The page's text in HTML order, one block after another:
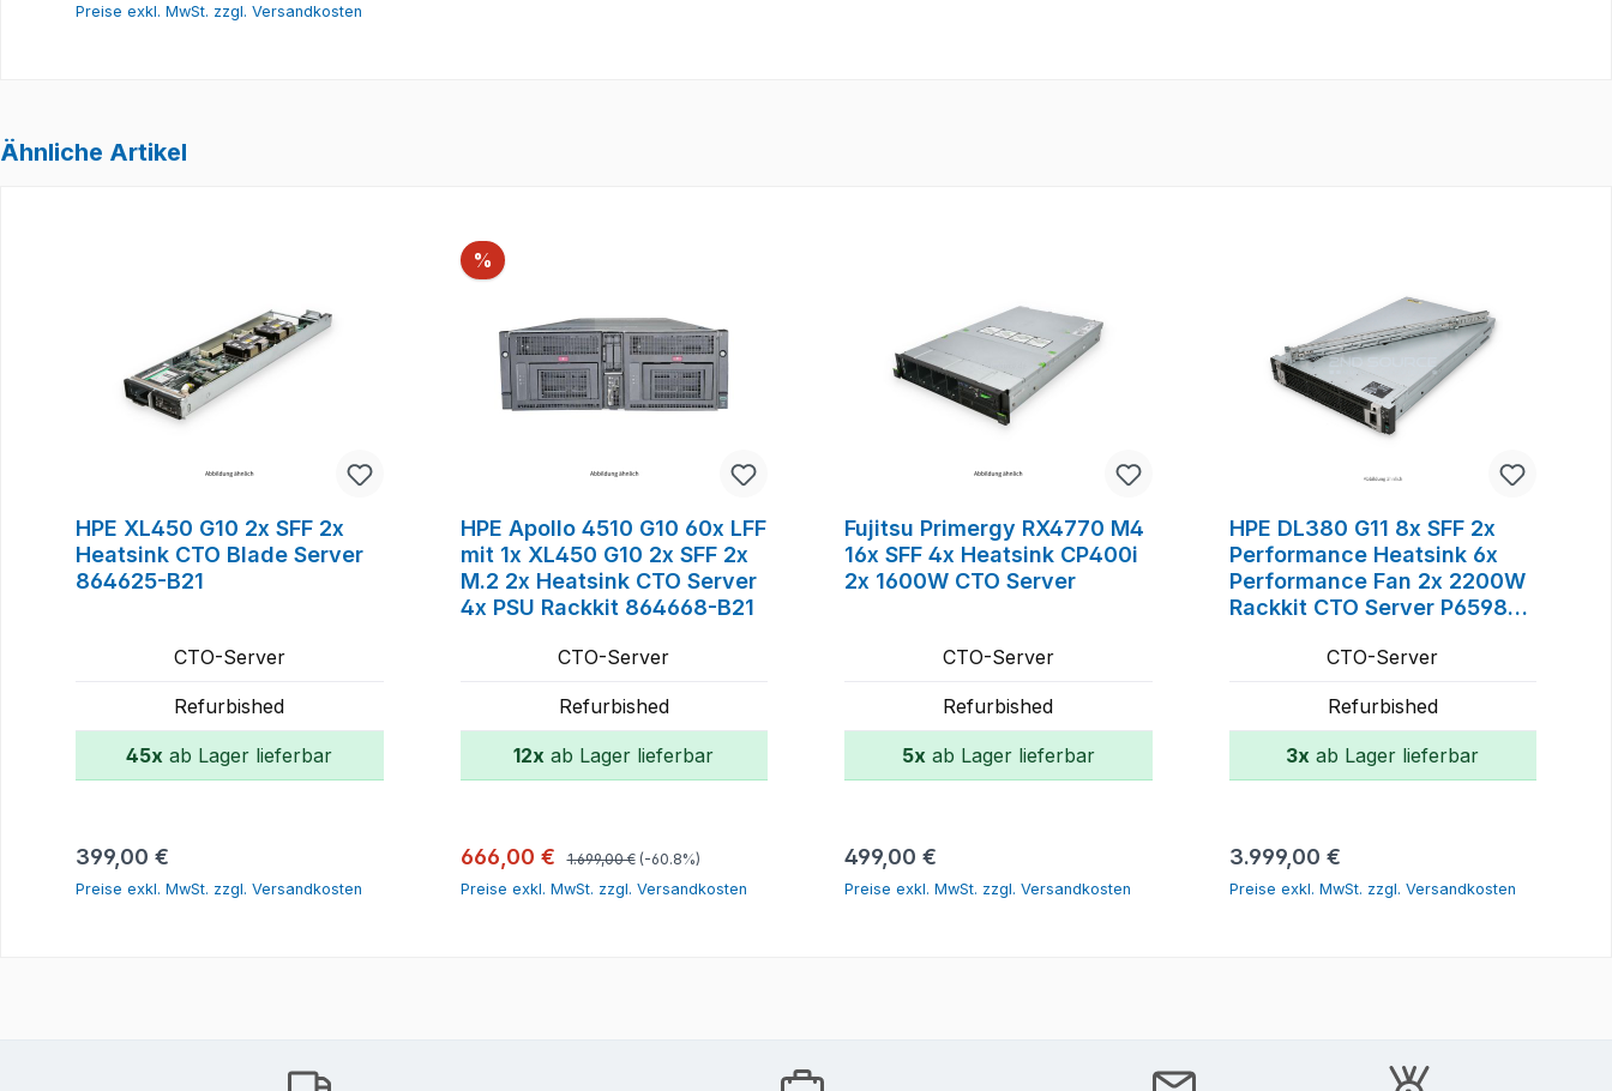
Preise exkl. MwSt. zzgl. Versandkosten
Ähnliche Artikel
HPE XL450 G10 2x SFF 2x
Heatsink CTO Blade Server
864625-B21
CTO-Server
Refurbished
45x ab Lager lieferbar
Regulärer Preis:
399,00 €
Preise exkl. MwSt. zzgl. Versandkosten
In den Warenkorb
% Rabatt
HPE Apollo 4510 G10 60x LFF
mit 1x XL450 G10 2x SFF 2x
M.2 2x Heatsink CTO Server
4x PSU Rackkit 864668-B21
CTO-Server
Refurbished
12x ab Lager lieferbar
Verkaufspreis:
666,00 € Regulärer Preis:
1.699,00 € (-60.8%)
Preise exkl. MwSt. zzgl. Versandkosten
In den Warenkorb
Fujitsu Primergy RX4770 M4
16x SFF 4x Heatsink CP400i
2x 1600W CTO Server
CTO-Server
Refurbished
5x ab Lager lieferbar
Regulärer Preis:
499,00 €
Preise exkl. MwSt. zzgl. Versandkosten
In den Warenkorb
HPE DL380 G11 8x SFF 2x
Performance Heatsink 6x
Performance Fan 2x 2200W
Rackkit CTO Server P65984-
001, P48818-B21, P44712-
CTO-Server
Refurbished
3x ab Lager lieferbar
Regulärer Preis:
3.999,00 €
Preise exkl. MwSt. zzgl. Versandkosten
In den Warenkorb